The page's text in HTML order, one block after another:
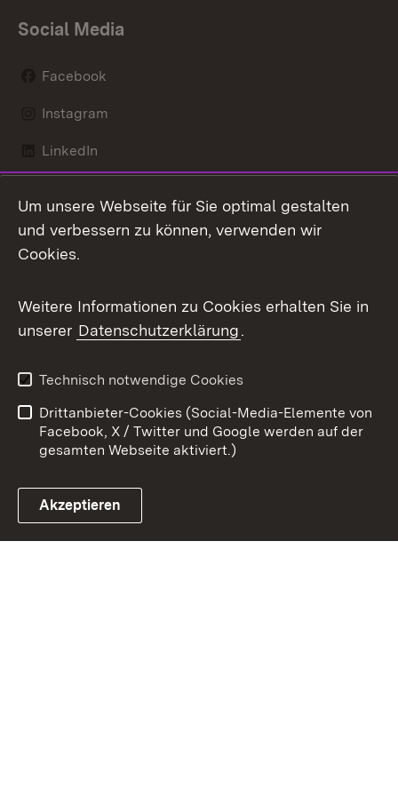
Social Media
Facebook
Instagram
LinkedIn
X / Twitter
Youtube
Link zum Landesportal
Kontakt
Datenschutz
Barrierefreiheit
Impressum
Cookies
Um unsere Webseite für Sie optimal gestalten
und verbessern zu können, verwenden wir
Cookies.
Weitere Informationen zu Cookies erhalten Sie in
unserer Datenschutzerklärung.
Technisch notwendige Cookies
Drittanbieter-Cookies (Social-Media-Elemente von
Facebook, X / Twitter und Google werden auf der
gesamten Webseite aktiviert.)
Akzeptieren